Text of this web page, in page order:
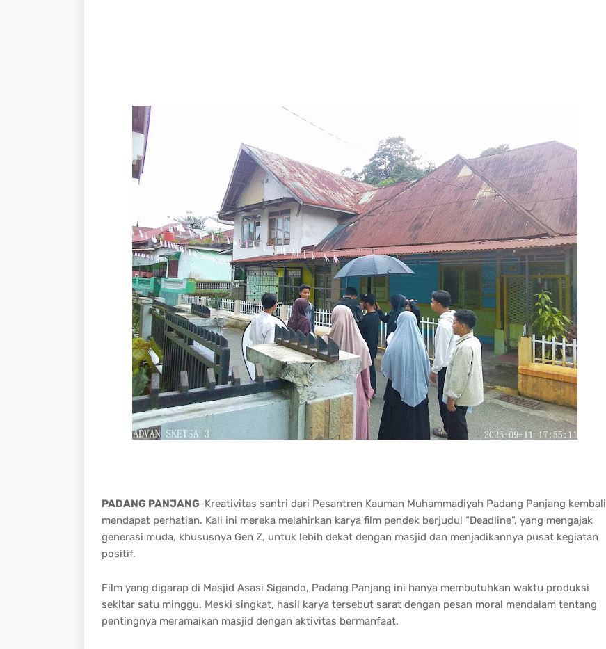
PADANG PANJANG-Kreativitas santri dari Pesantren Kauman Muhammadiyah Padang Panjang kembali
mendapat perhatian. Kali ini mereka melahirkan karya film pendek berjudul “Deadline”, yang mengajak
generasi muda, khususnya Gen Z, untuk lebih dekat dengan masjid dan menjadikannya pusat kegiatan
positif.
Film yang digarap di Masjid Asasi Sigando, Padang Panjang ini hanya membutuhkan waktu produksi
sekitar satu minggu. Meski singkat, hasil karya tersebut sarat dengan pesan moral mendalam tentang
pentingnya meramaikan masjid dengan aktivitas bermanfaat.